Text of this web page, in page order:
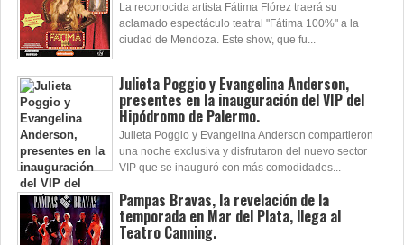
La reconocida artista Fátima Flórez traerá su
aclamado espectáculo teatral "Fátima 100%" a la
ciudad de Mendoza. Este show, que fu...
Julieta Poggio y Evangelina Anderson,
presentes en la inauguración del VIP del
Hipódromo de Palermo.
Julieta Poggio y Evangelina Anderson compartieron
una noche exclusiva y disfrutaron del nuevo sector
VIP que se inauguró con más comodidades...
Pampas Bravas, la revelación de la
temporada en Mar del Plata, llega al
Teatro Canning.